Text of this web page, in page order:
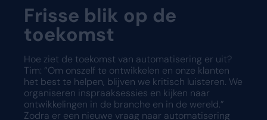
Frisse blik op de
toekomst
Hoe ziet de toekomst van automatisering er uit?
Tim: “Om onszelf te ontwikkelen en onze klanten
het best te helpen, blijven we kritisch luisteren. We
organiseren inspraaksessies en kijken naar
ontwikkelingen in de branche en in de wereld.”
Zodra er een nieuwe vraag naar automatisering